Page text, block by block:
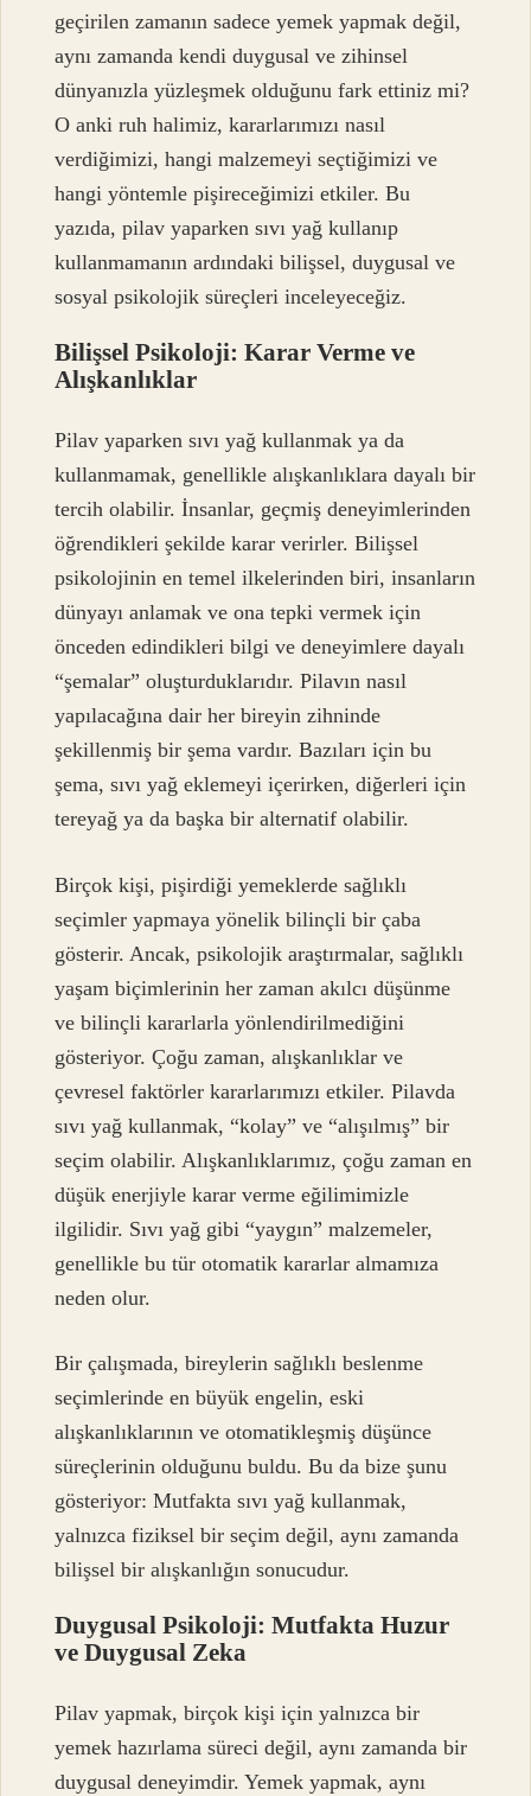
geçirilen zamanın sadece yemek yapmak değil,
aynı zamanda kendi duygusal ve zihinsel
dünyanızla yüzleşmek olduğunu fark ettiniz mi?
O anki ruh halimiz, kararlarımızı nasıl
verdiğimizi, hangi malzemeyi seçtiğimizi ve
hangi yöntemle pişireceğimizi etkiler. Bu
yazıda, pilav yaparken sıvı yağ kullanıp
kullanmamanın ardındaki bilişsel, duygusal ve
sosyal psikolojik süreçleri inceleyeceğiz.
Bilişsel Psikoloji: Karar Verme ve
Alışkanlıklar
Pilav yaparken sıvı yağ kullanmak ya da
kullanmamak, genellikle alışkanlıklara dayalı bir
tercih olabilir. İnsanlar, geçmiş deneyimlerinden
öğrendikleri şekilde karar verirler. Bilişsel
psikolojinin en temel ilkelerinden biri, insanların
dünyayı anlamak ve ona tepki vermek için
önceden edindikleri bilgi ve deneyimlere dayalı
“şemalar” oluşturduklarıdır. Pilavın nasıl
yapılacağına dair her bireyin zihninde
şekillenmiş bir şema vardır. Bazıları için bu
şema, sıvı yağ eklemeyi içerirken, diğerleri için
tereyağ ya da başka bir alternatif olabilir.
Birçok kişi, pişirdiği yemeklerde sağlıklı
seçimler yapmaya yönelik bilinçli bir çaba
gösterir. Ancak, psikolojik araştırmalar, sağlıklı
yaşam biçimlerinin her zaman akılcı düşünme
ve bilinçli kararlarla yönlendirilmediğini
gösteriyor. Çoğu zaman, alışkanlıklar ve
çevresel faktörler kararlarımızı etkiler. Pilavda
sıvı yağ kullanmak, “kolay” ve “alışılmış” bir
seçim olabilir. Alışkanlıklarımız, çoğu zaman en
düşük enerjiyle karar verme eğilimimizle
ilgilidir. Sıvı yağ gibi “yaygın” malzemeler,
genellikle bu tür otomatik kararlar almamıza
neden olur.
Bir çalışmada, bireylerin sağlıklı beslenme
seçimlerinde en büyük engelin, eski
alışkanlıklarının ve otomatikleşmiş düşünce
süreçlerinin olduğunu buldu. Bu da bize şunu
gösteriyor: Mutfakta sıvı yağ kullanmak,
yalnızca fiziksel bir seçim değil, aynı zamanda
bilişsel bir alışkanlığın sonucudur.
Duygusal Psikoloji: Mutfakta Huzur
ve Duygusal Zeka
Pilav yapmak, birçok kişi için yalnızca bir
yemek hazırlama süreci değil, aynı zamanda bir
duygusal deneyimdir. Yemek yapmak, aynı